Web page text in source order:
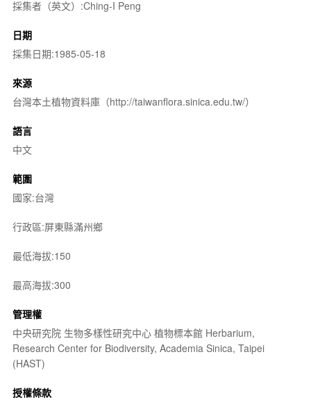
採集者（英文）:Ching-I Peng
日期
採集日期:1985-05-18
來源
台灣本土植物資料庫（http://taiwanflora.sinica.edu.tw/）
語言
中文
範圍
國家:台灣
行政區:屏東縣滿州鄉
最低海拔:150
最高海拔:300
管理權
中央研究院 生物多樣性研究中心 植物標本館 Herbarium,
Research Center for Biodiversity, Academia Sinica, Taipei
(HAST)
授權條款